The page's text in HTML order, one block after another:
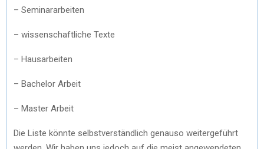
– Seminararbeiten
– wissenschaftliche Texte
– Hausarbeiten
– Bachelor Arbeit
– Master Arbeit
Die Liste könnte selbstverständlich genauso weitergeführt